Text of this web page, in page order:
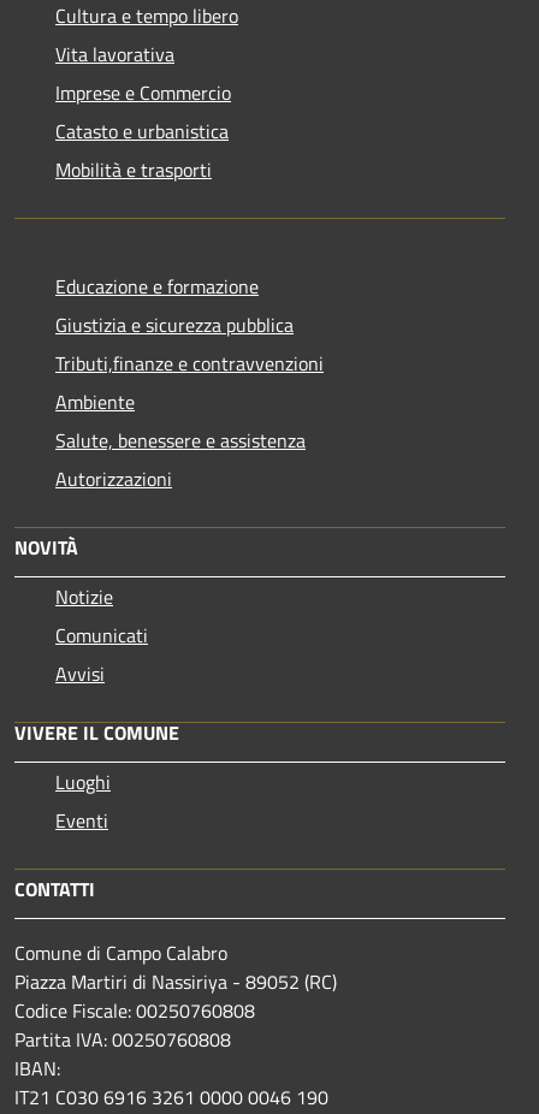
Cultura e tempo libero
Vita lavorativa
Imprese e Commercio
Catasto e urbanistica
Mobilità e trasporti
Educazione e formazione
Giustizia e sicurezza pubblica
Tributi,finanze e contravvenzioni
Ambiente
Salute, benessere e assistenza
Autorizzazioni
NOVITÀ
Notizie
Comunicati
Avvisi
VIVERE IL COMUNE
Luoghi
Eventi
CONTATTI
Comune di Campo Calabro
Piazza Martiri di Nassiriya - 89052 (RC)
Codice Fiscale: 00250760808
Partita IVA: 00250760808
IBAN:
IT21 C030 6916 3261 0000 0046 190